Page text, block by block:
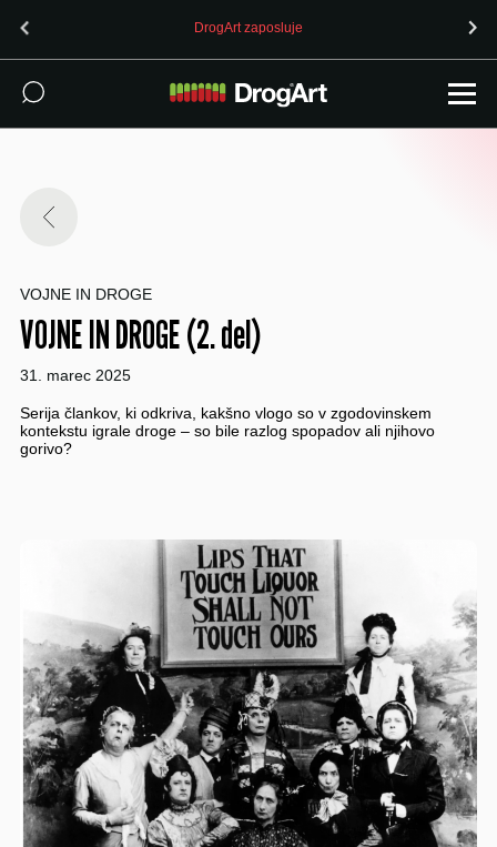
DrogArt zaposluje
VOJNE IN DROGE
VOJNE IN DROGE (2. del)
31. marec 2025
Serija člankov, ki odkriva, kakšno vlogo so v zgodovinskem
kontekstu igrale droge – so bile razlog spopadov ali njihovo
gorivo?